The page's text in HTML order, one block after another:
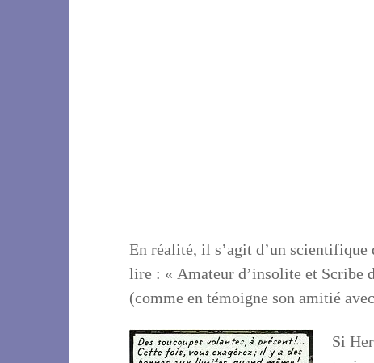
En réalité, il s’agit d’un scientifique
lire : « Amateur d’insolite et Scribe
(comme en témoigne son amitié
Si